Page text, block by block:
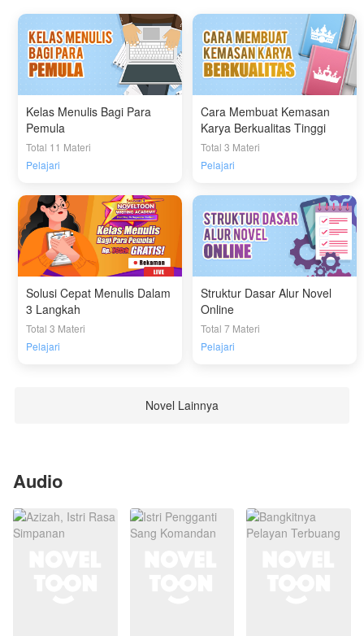
Kelas Menulis Bagi Para
Pemula
Total 11 Materi
Pelajari
Cara Membuat Kemasan
Karya Berkualitas Tinggi
Total 3 Materi
Pelajari
Solusi Cepat Menulis Dalam
3 Langkah
Total 3 Materi
Pelajari
Struktur Dasar Alur Novel
Online
Total 7 Materi
Pelajari
Novel Lainnya
Audio